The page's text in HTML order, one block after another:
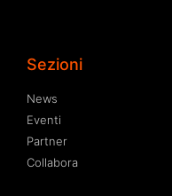
Sezioni
News
Eventi
Partner
Collabora